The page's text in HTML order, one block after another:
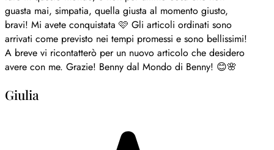
guasta mai, simpatia, quella giusta al momento giusto,
bravi! Mi avete conquistata 🩷 Gli articoli ordinati sono
arrivati come previsto nei tempi promessi e sono bellissimi!
A breve vi ricontatterò per un nuovo articolo che desidero
avere con me. Grazie! Benny dal Mondo di Benny! 😊🌸
Giulia